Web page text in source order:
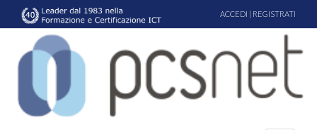
ACCEDI | REGISTRATI